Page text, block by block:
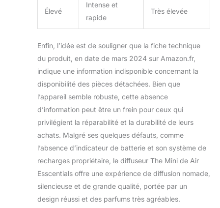
Élevé
Intense et
rapide
Très élevée
Enfin, l’idée est de souligner que la fiche technique
du produit, en date de mars 2024 sur Amazon.fr,
indique une information indisponible concernant la
disponibilité des pièces détachées. Bien que
l’appareil semble robuste, cette absence
d’information peut être un frein pour ceux qui
privilégient la réparabilité et la durabilité de leurs
achats. Malgré ses quelques défauts, comme
l’absence d’indicateur de batterie et son système de
recharges propriétaire, le diffuseur The Mini de Air
Esscentials offre une expérience de diffusion nomade,
silencieuse et de grande qualité, portée par un
design réussi et des parfums très agréables.